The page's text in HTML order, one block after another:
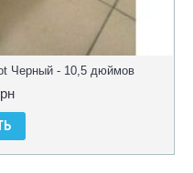
Черный - 10,5 дюймов